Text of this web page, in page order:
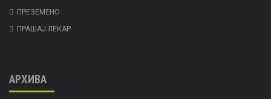
ПРЕЗЕМЕНО
ПРАШАЈ ЛЕКАР
АРХИВА